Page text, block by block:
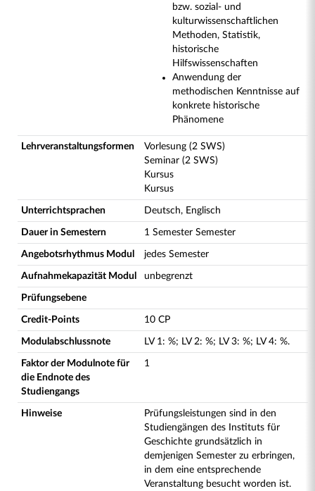
bzw. sozial- und
kulturwissenschaftlichen
Methoden, Statistik,
historische
Hilfswissenschaften
Anwendung der
methodischen Kenntnisse auf
konkrete historische
Phänomene
Lehrveranstaltungsformen
Vorlesung (2 SWS)
Seminar (2 SWS)
Kursus
Kursus
Unterrichtsprachen Deutsch, Englisch
Dauer in Semestern 1 Semester Semester
Angebotsrhythmus Modul jedes Semester
Aufnahmekapazität Modul unbegrenzt
Prüfungsebene
Credit-Points 10 CP
Modulabschlussnote LV 1: %; LV 2: %; LV 3: %; LV 4: %.
Faktor der Modulnote für
die Endnote des
Studiengangs
1
Hinweise
Prüfungsleistungen sind in den
Studiengängen des Instituts für
Geschichte grundsätzlich in
demjenigen Semester zu erbringen,
in dem eine entsprechende
Veranstaltung besucht worden ist.